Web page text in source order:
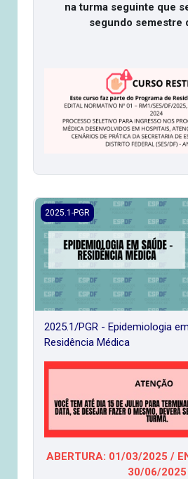
na turma seguinte que
segundo semestre
2025.1/PGR - Epidemiologia em
2025.1-PGR
2025.1/PGR - Epidemiologia
Residência Médica
ABERTURA: 01/03/2025 /
30/06/2025